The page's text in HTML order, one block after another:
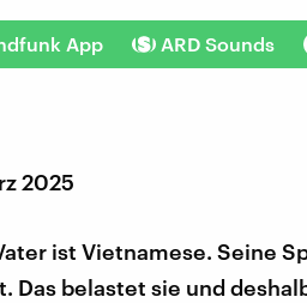
App ARD Sounds
2025
ist Vietnamese. Seine
Das belastet sie und